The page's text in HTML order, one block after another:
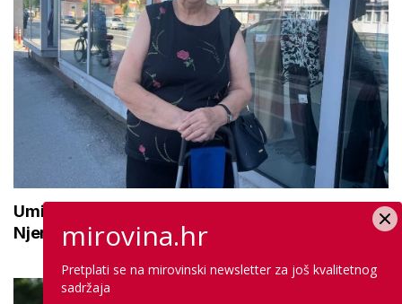
Umirovljenica Marica (75): 'Radila sam u
Njemačkoj 45 godina, u smjenama i na normu'
mirovina.hr
Pretplati se na mirovinski newsletter za još kvalitetnog
sadržaja